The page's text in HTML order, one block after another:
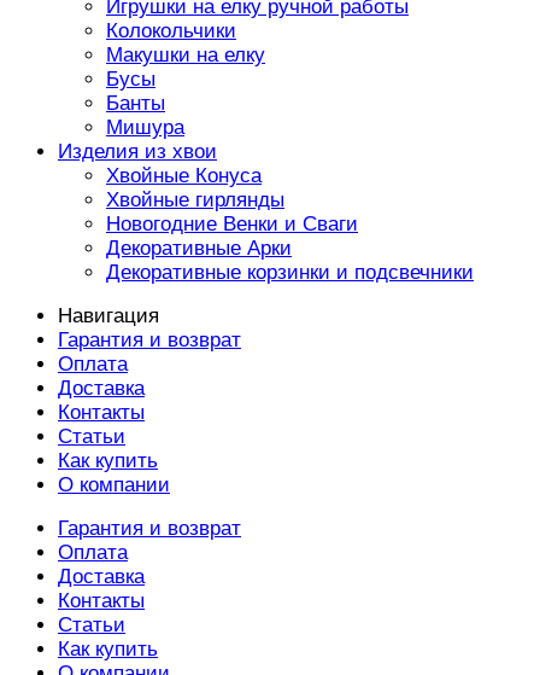
Игрушки на елку ручной работы
Колокольчики
Макушки на елку
Бусы
Банты
Мишура
Изделия из хвои
Хвойные Конуса
Хвойные гирлянды
Новогодние Венки и Сваги
Декоративные Арки
Декоративные корзинки и подсвечники
Навигация
Гарантия и возврат
Оплата
Доставка
Контакты
Статьи
Как купить
О компании
Гарантия и возврат
Оплата
Доставка
Контакты
Статьи
Как купить